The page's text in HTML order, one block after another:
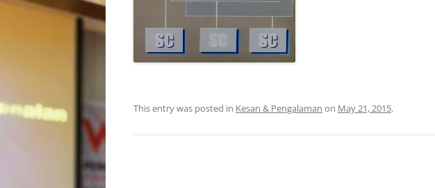
This entry was posted in Kesan & Pengalaman on May 21, 2015.